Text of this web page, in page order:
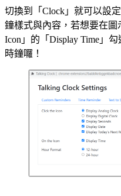
切換到「Clock」就可以設
鐘樣式與內容，若想要在圖
Icon」的「Display Time」
時鐘囉！